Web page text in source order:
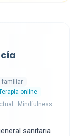
familiar
online
· Mindfulness ·
sanitaria